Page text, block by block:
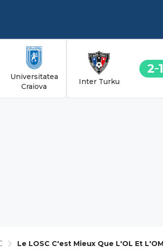
Universitatea
Craiova
Inter Turku
2 1
Le LOSC C'est Mieux Que L'OL Et